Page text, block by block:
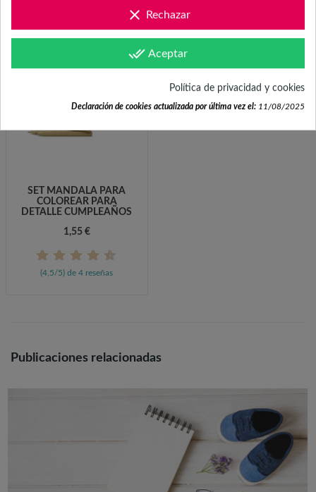
SET MANDALA PARA
COLOREAR PARA
DETALLE CUMPLEAÑOS
1,55 €
(4,5/5) de 4 reseñas
Publicaciones relacionadas
clear Rechazar
done_all Aceptar
Política de privacidad y cookies
Declaración de cookies actualizada por última vez el: 11/08/2025